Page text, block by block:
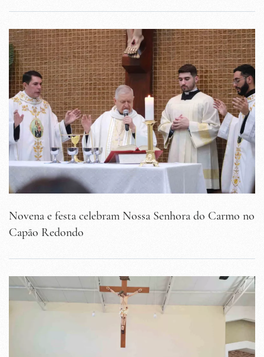
Novena e festa celebram Nossa Senhora do Carmo no
Capão Redondo